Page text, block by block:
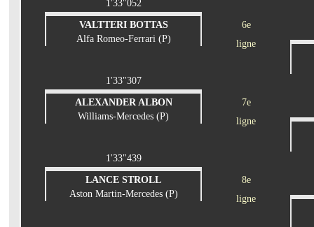
1'33"052
VALTTERI BOTTAS
Alfa Romeo-Ferrari (P)
6e
ligne
1'33"307
ALEXANDER ALBON
Williams-Mercedes (P)
7e
ligne
1'33"439
LANCE STROLL
Aston Martin-Mercedes (P)
8e
ligne